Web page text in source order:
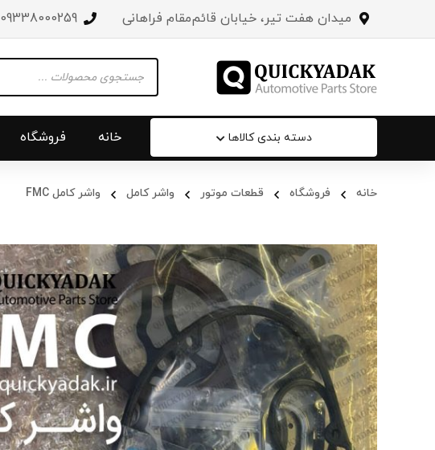
میدان هفت تیر، خیابان قائم‌مقام فراهانی 09338000259 / 02188326183
search
دسته بندی کالاها
جلو پنجره
درب صندوق
درب خودرو
آینه‌ بغل
گلگیر
خانه فروشگاه
خانه فروشگاه قطعات موتور واشر کامل واشر کامل FMC